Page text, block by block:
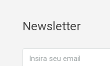
Newsletter